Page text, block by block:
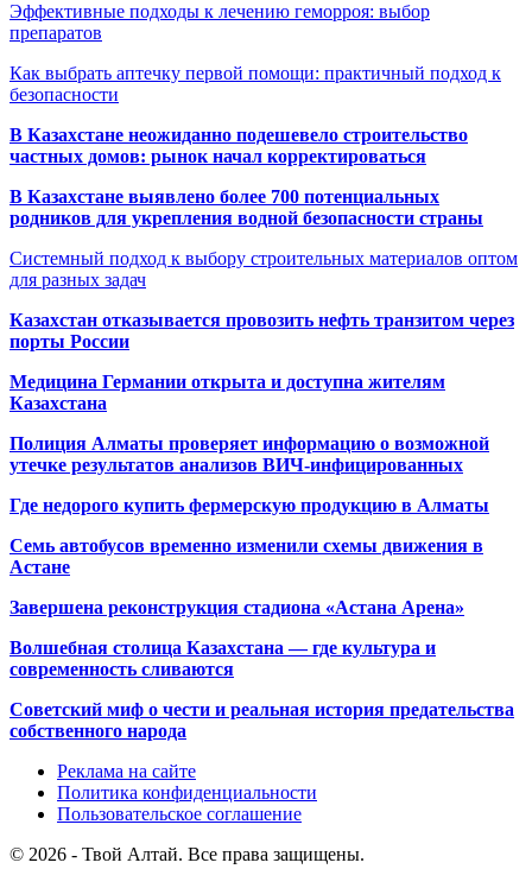
Эффективные подходы к лечению геморроя: выбор
препаратов
Как выбрать аптечку первой помощи: практичный подход к
безопасности
В Казахстане неожиданно подешевело строительство
частных домов: рынок начал корректироваться
В Казахстане выявлено более 700 потенциальных
родников для укрепления водной безопасности страны
Системный подход к выбору строительных материалов оптом
для разных задач
Казахстан отказывается провозить нефть транзитом через
порты России
Медицина Германии открыта и доступна жителям
Казахстана
Полиция Алматы проверяет информацию о возможной
утечке результатов анализов ВИЧ-инфицированных
Где недорого купить фермерскую продукцию в Алматы
Семь автобусов временно изменили схемы движения в
Астане
Завершена реконструкция стадиона «Астана Арена»
Волшебная столица Казахстана — где культура и
современность сливаются
Советский миф о чести и реальная история предательства
собственного народа
Реклама на сайте
Политика конфиденциальности
Пользовательское соглашение
© 2026 - Твой Алтай. Все права защищены.